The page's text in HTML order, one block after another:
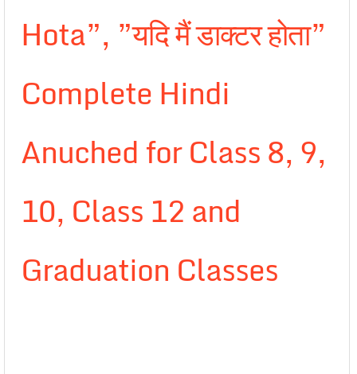
Hota”, ”यदि मैं डाक्टर होता”
Complete Hindi
Anuched for Class 8, 9,
10, Class 12 and
Graduation Classes